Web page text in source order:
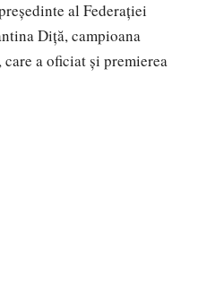
al Federației
Diță, campioana
a oficiat și premierea